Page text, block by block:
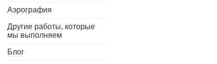
Аэрография
Другие работы, которые
мы выполняем
Блог